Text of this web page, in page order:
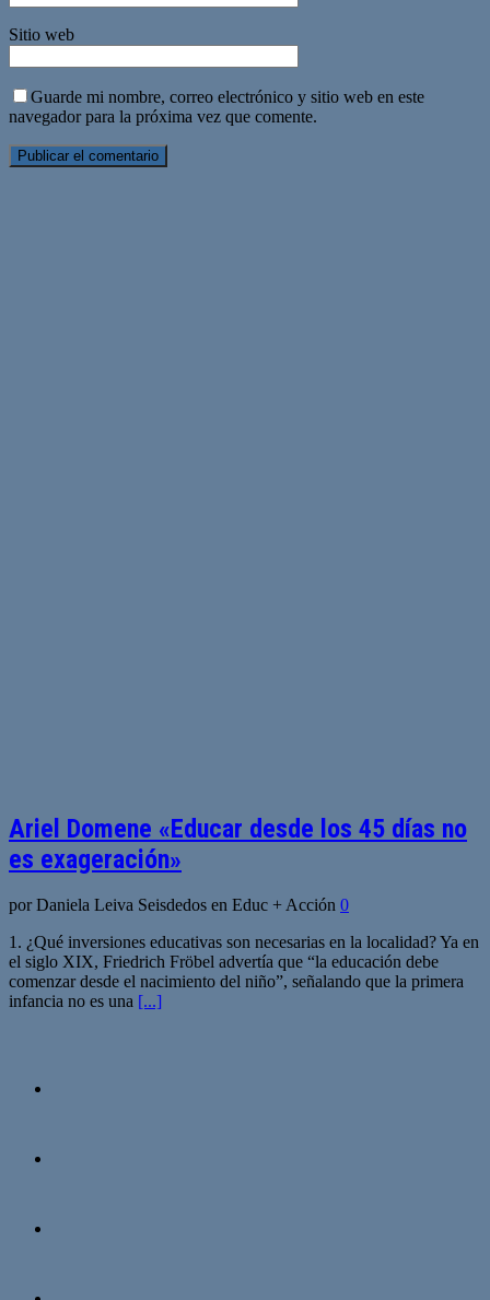
Sitio web
Guarde mi nombre, correo electrónico y sitio web en este
navegador para la próxima vez que comente.
Ariel Domene «Educar desde los 45 días no
es exageración»
por Daniela Leiva Seisdedos en Educ + Acción 0
1. ¿Qué inversiones educativas son necesarias en la localidad? Ya en
el siglo XIX, Friedrich Fröbel advertía que “la educación debe
comenzar desde el nacimiento del niño”, señalando que la primera
infancia no es una [...]